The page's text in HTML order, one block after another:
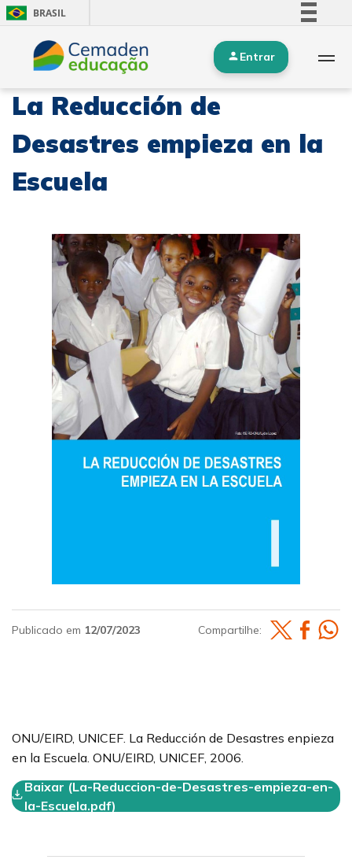
BRASIL
Simplifique!
Comunica BR
Acesso à informação
Canais
Entrar
La Reducción de
Desastres empieza en la
Escuela
Publicado em 12/07/2023 Compartilhe:
ONU/EIRD, UNICEF. La Reducción de Desastres enpieza
en la Escuela. ONU/EIRD, UNICEF, 2006.
Baixar (La-Reduccion-de-Desastres-empieza-en-
la-Escuela.pdf)